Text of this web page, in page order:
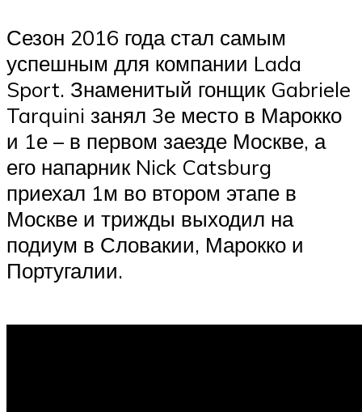
Сезон 2016 года стал самым
успешным для компании Lada
Sport. Знаменитый гонщик Gabriele
Tarquini занял 3е место в Марокко
и 1е – в первом заезде Москве, а
его напарник Nick Catsburg
приехал 1м во втором этапе в
Москве и трижды выходил на
подиум в Словакии, Марокко и
Португалии.